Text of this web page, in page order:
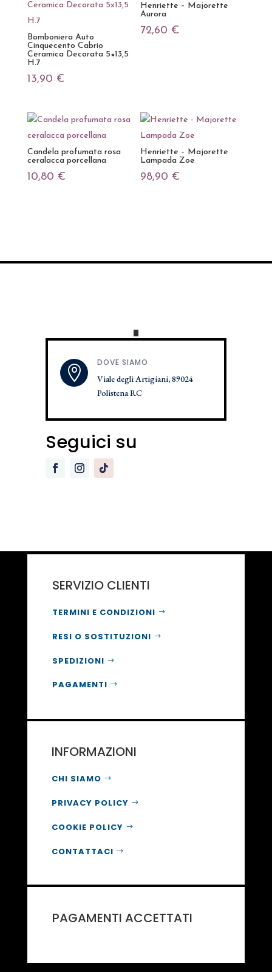
Bomboniera Auto
Cinquecento Cabrio
Ceramica Decorata 5×13,5
H.7
13,90 €
Henriette – Majorette
Aurora
72,60 €
Candela profumata rosa
ceralacca porcellana
10,80 €
Henriette – Majorette
Lampada Zoe
98,90 €

DOVE SIAMO
Viale degli Artigiani, 89024
Polistena RC
Seguici su
SERVIZIO CLIENTI
TERMINI E CONDIZIONI
RESI O SOSTITUZIONI
SPEDIZIONI
PAGAMENTI
INFORMAZIONI
CHI SIAMO
PRIVACY POLICY
COOKIE POLICY
CONTATTACI
PAGAMENTI ACCETTATI